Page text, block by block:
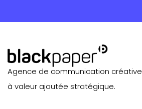
Agence de communication créative
à valeur ajoutée stratégique.